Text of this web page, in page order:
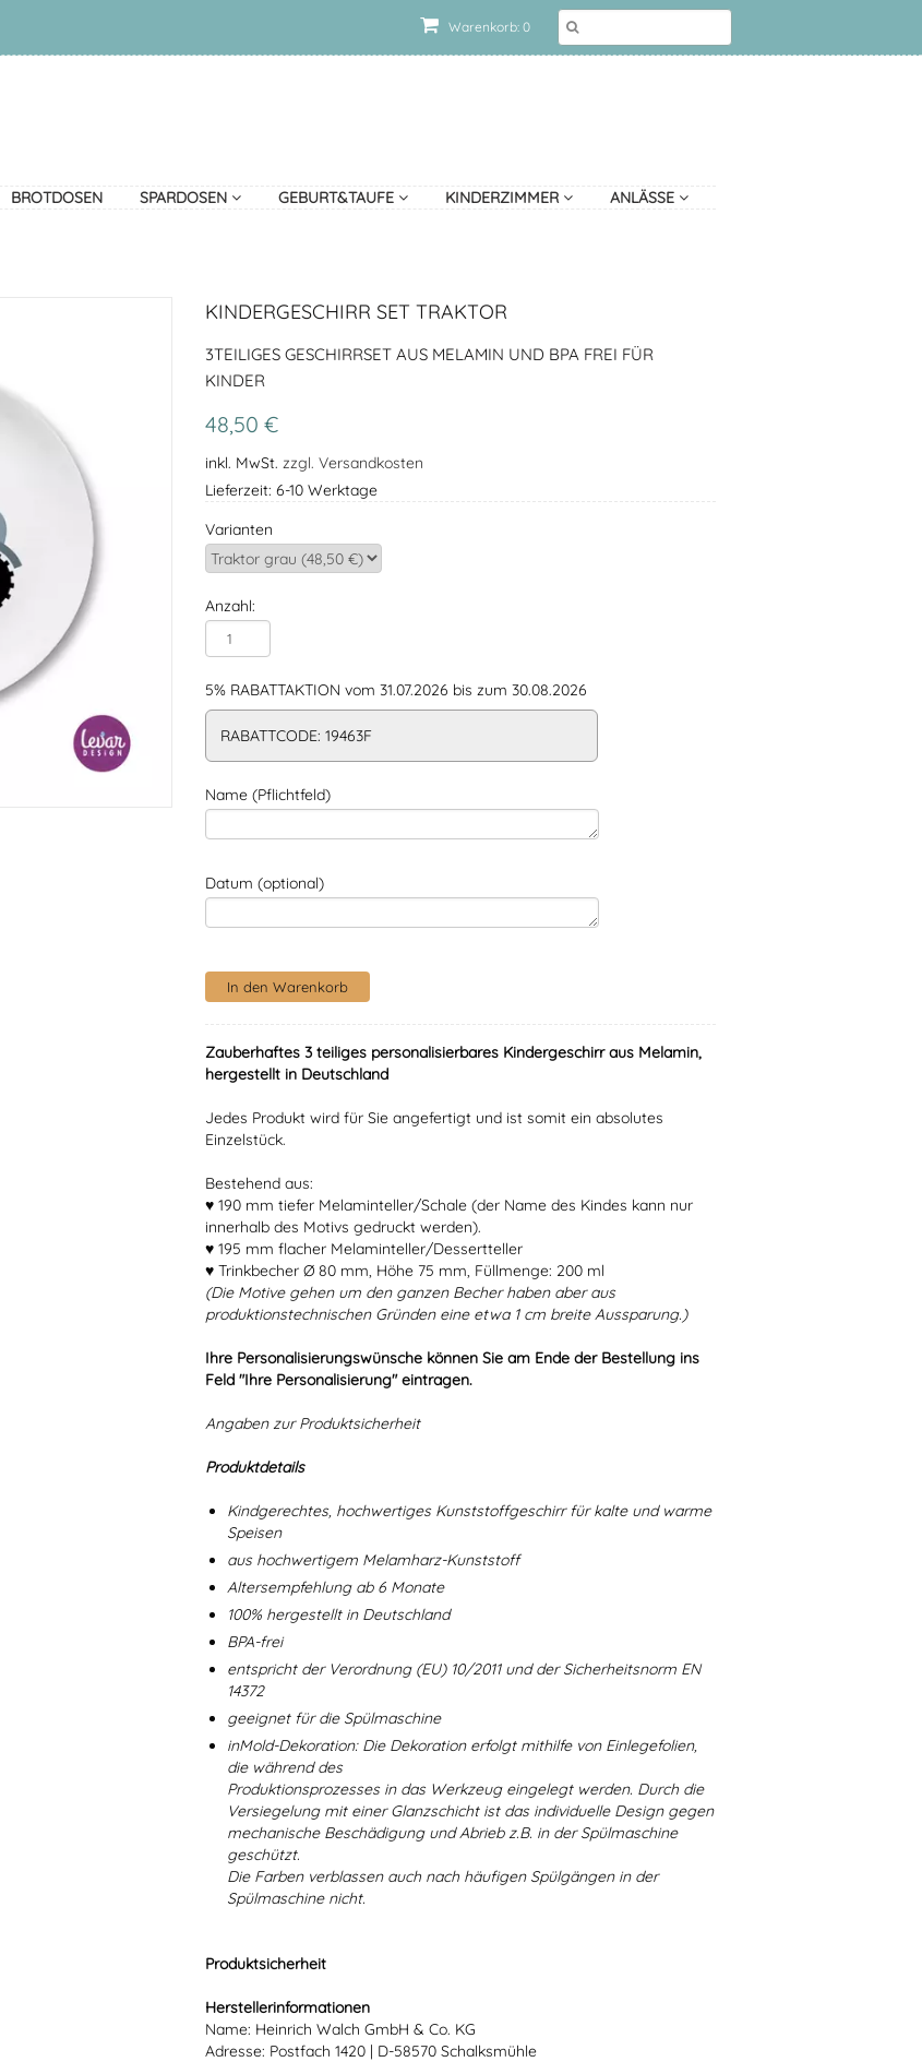
Warenkorb: 0
BROTDOSEN SPARDOSEN GEBURT&TAUFE KINDERZIMMER ANLÄSSE
KINDERGESCHIRR SET TRAKTOR
3TEILIGES GESCHIRRSET AUS MELAMIN UND BPA FREI FÜR
KINDER
48,50 €
inkl. MwSt. zzgl. Versandkosten
Lieferzeit: 6-10 Werktage
Varianten
Anzahl:
5% RABATTAKTION vom 31.07.2026 bis zum 30.08.2026
RABATTCODE: 19463F
Name (Pflichtfeld)
Datum (optional)
Zauberhaftes 3 teiliges personalisierbares Kindergeschirr aus Melamin,
hergestellt in Deutschland
Jedes Produkt wird für Sie angefertigt und ist somit ein absolutes
Einzelstück.
Bestehend aus:
♥ 190 mm tiefer Melaminteller/Schale (der Name des Kindes kann nur
innerhalb des Motivs gedruckt werden).
♥ 195 mm flacher Melaminteller/Dessertteller
♥ Trinkbecher Ø 80 mm, Höhe 75 mm, Füllmenge: 200 ml
(Die Motive gehen um den ganzen Becher haben aber aus
produktionstechnischen Gründen eine etwa 1 cm breite Aussparung.)
Ihre Personalisierungswünsche können Sie am Ende der Bestellung ins
Feld "Ihre Personalisierung" eintragen.
Angaben zur Produktsicherheit
Produktdetails
Kindgerechtes, hochwertiges Kunststoffgeschirr für kalte und warme
Speisen
aus hochwertigem Melamharz-Kunststoff
Altersempfehlung ab 6 Monate
100% hergestellt in Deutschland
BPA-frei
entspricht der Verordnung (EU) 10/2011 und der Sicherheitsnorm EN
14372
geeignet für die Spülmaschine
inMold-Dekoration: Die Dekoration erfolgt mithilfe von Einlegefolien,
die während des
Produktionsprozesses in das Werkzeug eingelegt werden. Durch die
Versiegelung mit einer Glanzschicht ist das individuelle Design gegen
mechanische Beschädigung und Abrieb z.B. in der Spülmaschine
geschützt.
Die Farben verblassen auch nach häufigen Spülgängen in der
Spülmaschine nicht.
Produktsicherheit
Herstellerinformationen
Name: Heinrich Walch GmbH & Co. KG
Adresse: Postfach 1420 | D-58570 Schalksmühle